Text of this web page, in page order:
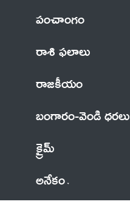
పంచాంగం
రాశి ఫలాలు
రాజకీయం
బంగారం-వెండి ధరలు
క్రైమ్
అనేకం